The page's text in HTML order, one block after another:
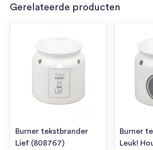
Gerelateerde producten
Burner tekstbrander
Lief (808767)
Burner
Leuk!